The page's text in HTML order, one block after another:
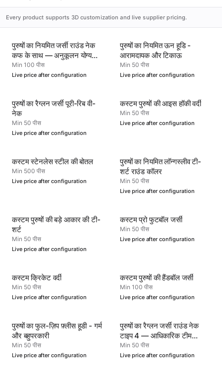
Every product supports 3D customization and live supplier pricing.
पुरुषों का नियमित जर्सी राउंड नेक
कफ के साथ — अनुकूलन योग्य
एथलेटिक पहनावा
Min 100 पीस
Live price after configuration
पुरुषों का नियमित ऊन हूडि -
आरामदायक और टिकाऊ
Min 50 पीस
Live price after configuration
पुरुषों का रैग्लन जर्सी पूरी-रिब वी-
नेक
Min 50 पीस
Live price after configuration
कस्टम पुरुषों की आइस हॉकी वर्दी
Min 50 पीस
Live price after configuration
कस्टम स्टेनलेस स्टील की बोतल
Min 500 पीस
Live price after configuration
पुरुषों का नियमित लॉन्गस्लीव टी-
शर्ट राउंड कॉलर
Min 50 पीस
Live price after configuration
कस्टम पुरुषों की बड़े आकार की टी-
शर्ट
Min 50 पीस
Live price after configuration
कस्टम प्रो फुटबॉल जर्सी
Min 50 पीस
Live price after configuration
कस्टम क्रिकेट वर्दी
Min 50 पीस
Live price after configuration
कस्टम पुरुषों की हैंडबॉल जर्सी
Min 100 पीस
Live price after configuration
पुरुषों का फुल-ज़िप फ़्लीस हूडी - गर्म
और बहुपरकारी
Min 50 पीस
Live price after configuration
पुरुषों का रैग्लन जर्सी राउंड नेक
टाइप 4 — आधिकारिक टीम
प्रदर्शन पहनावा
Min 50 पीस
Live price after configuration